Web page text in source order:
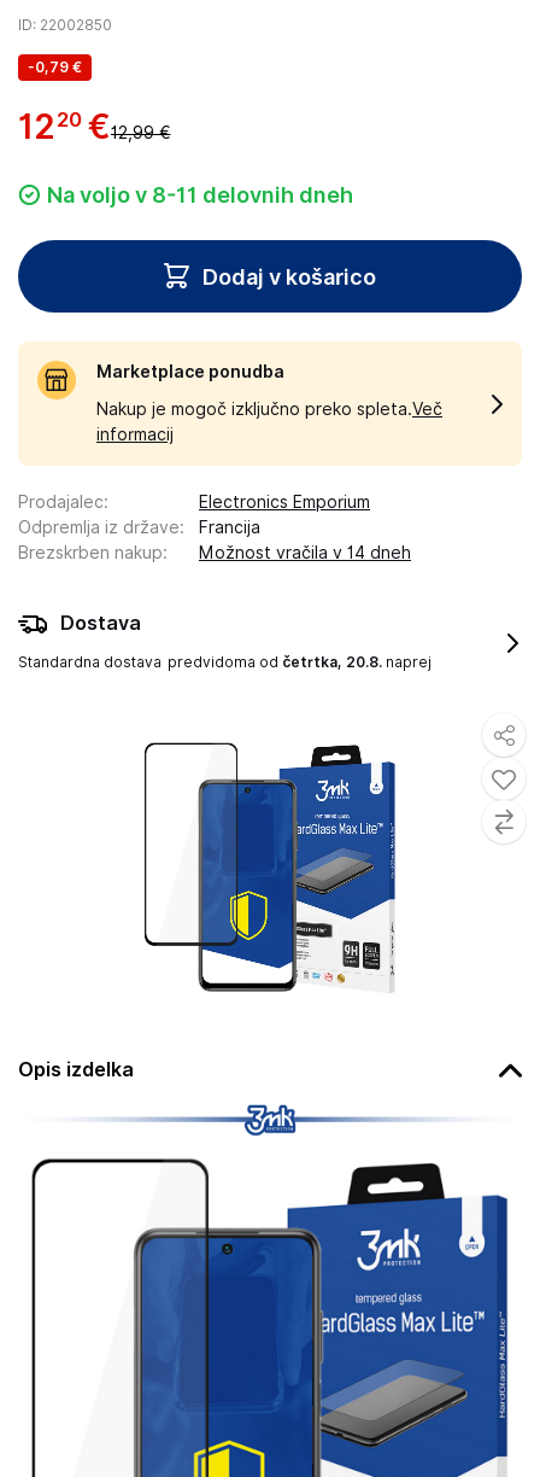
Opis izdelka
ID: 22002850
-0,79 €
12 20 €12,99 €
Na voljo v 8-11 delovnih dneh
Dodaj v košarico
Marketplace ponudba
Nakup je mogoč izključno preko spleta.Več
informacij
Prodajalec:
Electronics Emporium
Odpremlja iz države:
Francija
Brezskrben nakup: Možnost vračila v 14 dneh
Dostava
Standardna dostava predvidoma od četrtka, 20.8. naprej